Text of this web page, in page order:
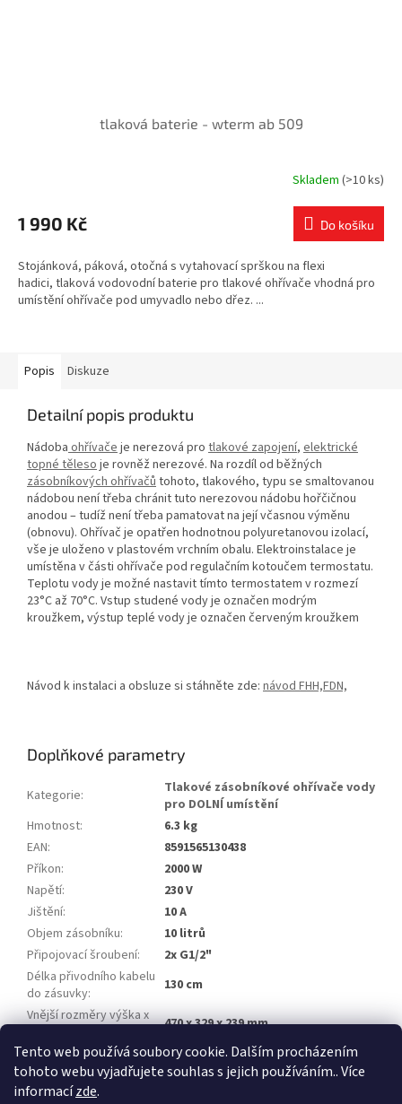
Tento web používá soubory cookie. Dalším procházením
tohoto webu vyjadřujete souhlas s jejich používáním.. Více
informacízde.
tlaková baterie - wterm ab 509
Skladem (>10 ks)
1 990 Kč Do košíku
Stojánková, páková, otočná s vytahovací sprškou na flexi
hadici, tlaková vodovodní baterie pro tlakové ohřívače vhodná pro
umístění ohřívače pod umyvadlo nebo dřez. ...
Popis Diskuze
Detailní popis produktu
Nádobaohřívačeje nerezová pro tlakové zapojení, elektrické
topné tělesoje rovněž nerezové. Na rozdíl od běžných
zásobníkových ohřívačůtohoto, tlakového, typu se smaltovanou
nádobou není třeba chránit tuto nerezovou nádobu hořčičnou
anodou – tudíž není třeba pamatovat na její včasnou výměnu
(obnovu). Ohřívač je opatřen hodnotnou polyuretanovou izolací,
vše je uloženo v plastovém vrchním obalu. Elektroinstalace je
umístěna v části ohřívače pod regulačním kotoučem termostatu.
Teplotu vody je možné nastavit tímto termostatem v rozmezí
23°C až 70°C. Vstup studené vody je označen modrým
kroužkem, výstup teplé vody je označen červeným kroužkem
Návod k instalaci a obsluze si stáhněte zde: návod FHH,FDN,
Doplňkové parametry
Kategorie:
Tlakové zásobníkové ohřívače vody
pro DOLNÍ umístění
Hmotnost:
6.3 kg
EAN:
8591565130438
Příkon:
2000 W
Napětí:
230 V
Jištění:
10 A
Objem zásobníku:
10 litrů
Připojovací šroubení:
2x G1/2"
Délka přivodního kabelu
do zásuvky:
130 cm
Vnější rozměry výška x
470 x 329 x 239 mm
Stupeň krytí: IP24